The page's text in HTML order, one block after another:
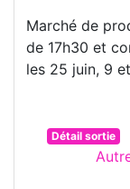
Marché de
de 17h30 et
les 25 juin, 9
Détail sortie